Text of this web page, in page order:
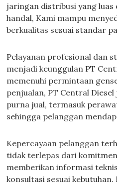
jaringan distribusi yang luas
handal, Kami mampu
berkualitas sesuai standar
Pelayanan profesional dan
menjadi keunggulan PT
memenuhi permintaan
penjualan, PT Central
purna jual, termasuk
sehingga pelanggan
Kepercayaan pelanggan
tidak terlepas dari
memberikan informasi
konsultasi sesuai